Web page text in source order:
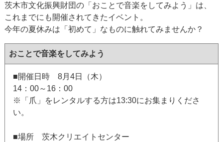
茨木市文化振興財団の「おことで音楽をしてみよう」は、
これまでにも開催されてきたイベント。
今年の夏休みは「初めて」なものに触れてみませんか？
おことで音楽をしてみよう
■開催日時 8月4日（木）
14：00～16：00
※「爪」をレンタルする方は13:30にお集まりくださ
い。
■場所 茨木クリエイトセンター